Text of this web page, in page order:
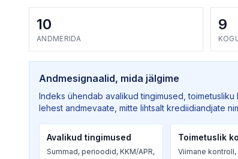
Laen
10
ANDMERIDA
9
Andmesignaalid, mida jälgime
Indeks ühendab avalikud tingimused,
lehest andmevaate, mitte lihtsalt krediidiandjate
Avalikud tingimused
Summad, perioodid, KKM/APR,
Toimetuslik
Viimane kontroll,